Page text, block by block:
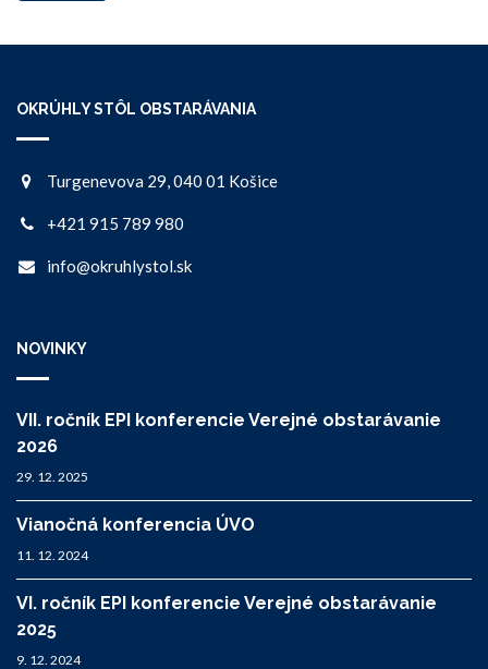
OKRÚHLY STÔL OBSTARÁVANIA
Turgenevova 29, 040 01 Košice
+421 915 789 980
info@okruhlystol.sk
NOVINKY
VII. ročník EPI konferencie Verejné obstarávanie
2026
29. 12. 2025
Vianočná konferencia ÚVO
11. 12. 2024
VI. ročník EPI konferencie Verejné obstarávanie
2025
9. 12. 2024